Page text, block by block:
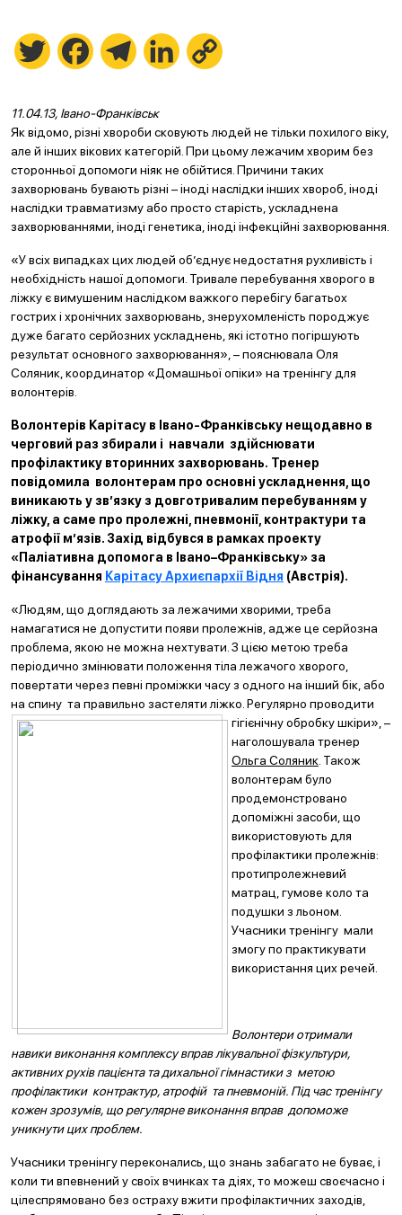
Twitter FacebookTelegramLinkedIn
11.04.13, Івано-Франківськ
Як відомо, різні хвороби сковують людей не тільки похилого віку,
але й інших вікових категорій. При цьому лежачим хворим без
сторонньої допомоги ніяк не обійтися. Причини таких
захворювань бувають різні – іноді наслідки інших хвороб, іноді
наслідки травматизму або просто старість, ускладнена
захворюваннями, іноді генетика, іноді інфекційні захворювання.
«У всіх випадках цих людей об’єднує недостатня рухливість і
необхідність нашої допомоги. Тривале перебування хворого в
ліжку є вимушеним наслідком важкого перебігу багатьох
гострих і хронічних захворювань, знерухомленість породжує
дуже багато серйозних ускладнень, які істотно погіршують
результат основного захворювання», – пояснювала Оля
Соляник, координатор «Домашньої опіки» на тренінгу для
волонтерів.
Волонтерів Карітасу в Івано-Франківську нещодавно в
черговий раз збирали і навчали здійснювати
профілактику вторинних захворювань. Тренер
повідомила волонтерам про основні ускладнення, що
виникають у зв’язку з довготривалим перебуванням у
ліжку, а саме про пролежні, пневмонії, контрактури та
атрофії м’язів. Захід відбувся в рамках проекту
«Паліативна допомога в Івано–Франківську» за
фінансування Карітасу Архиєпархії Відня (Австрія).
«Людям, що доглядають за лежачими хворими, треба
намагатися не допустити появи пролежнів, адже це серйозна
проблема, якою не можна нехтувати. З цією метою треба
періодично змінювати положення тіла лежачого хворого,
повертати через певні проміжки часу з одного на інший бік, або
на спину та правильно застеляти ліжко. Регулярно проводити
гігієнічну обробку шкіри», –
наголошувала тренер
Ольга Соляник . Також
волонтерам було
продемонстровано
допоміжні засоби, що
використовують для
профілактики пролежнів:
протипролежневий
матрац, гумове коло та
подушки з льоном.
Учасники тренінгу мали
змогу по практикувати
використання цих речей.
Волонтери отримали
навики виконання комплексу вправ лікувальної фізкультури,
активних рухів пацієнта та дихальної гімнастики з метою
профілактики контрактур, атрофій та пневмоній. Під час тренінгу
кожен зрозумів, що регулярне виконання вправ допоможе
уникнути цих проблем.
Учасники тренінгу переконались, що знань забагато не буває, і
коли ти впевнений у своїх вчинках та діях, то можеш своєчасно і
цілеспрямовано без остраху вжити профілактичних заходів,